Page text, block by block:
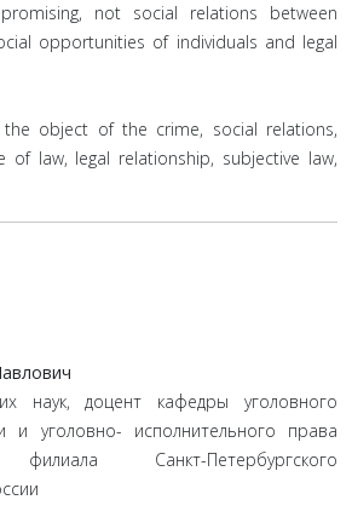
not social relations between
opportunities of individuals and legal
the object of the crime, social relations,
of law, legal relationship, subjective law,
наук, доцент кафедры уголовного
и уголовно- исполнительного права
филиала Санкт-Петербургского